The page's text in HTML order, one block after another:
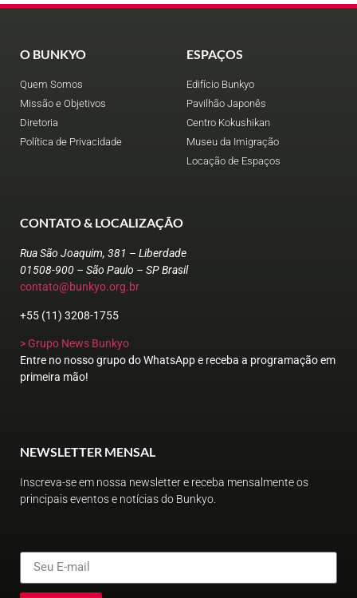
O BUNKYO
Quem Somos
Missão e Objetivos
Diretoria
Política de Privacidade
ESPAÇOS
Edifício Bunkyo
Pavilhão Japonês
Centro Kokushikan
Museu da Imigração
Locação de Espaços
CONTATO & LOCALIZAÇÃO
Rua São Joaquim, 381 – Liberdade
01508-900 – São Paulo – SP Brasil
contato@bunkyo.org.br
+55 (11) 3208-1755
> Grupo News Bunkyo
Entre no nosso grupo do WhatsApp e receba a programação em
primeira mão!
NEWSLETTER MENSAL
Inscreva-se em nossa newsletter e receba mensalmente os
principais eventos e notícias do Bunkyo.